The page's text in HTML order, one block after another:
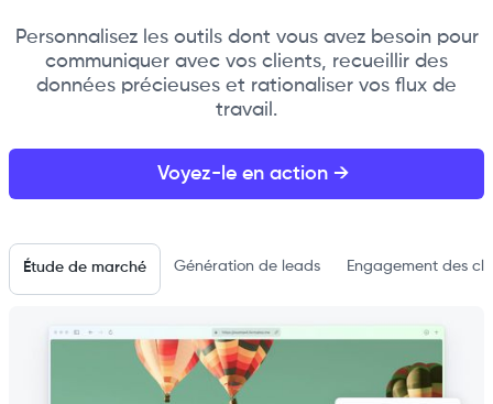
Personnalisez les outils dont vous avez besoin pour
communiquer avec vos clients, recueillir des
données précieuses et rationaliser vos flux de
travail.
Voyez-le en action →
Étude de marché Génération de leads Engagement des